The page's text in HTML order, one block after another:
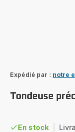
Expédié par : notre
Tondeuse
En stock